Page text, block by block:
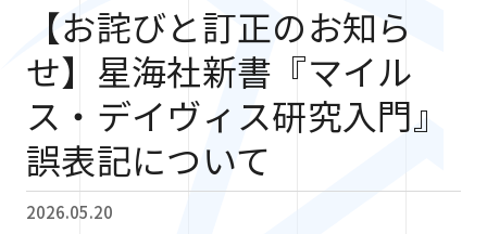
【お詫びと訂正のお知ら
せ】星海社新書『マイル
ス・デイヴィス研究入門』
誤表記について
2026.05.20